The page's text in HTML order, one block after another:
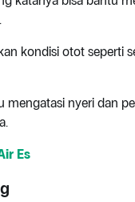
kondisi otot seperti
mengatasi nyeri dan
Es